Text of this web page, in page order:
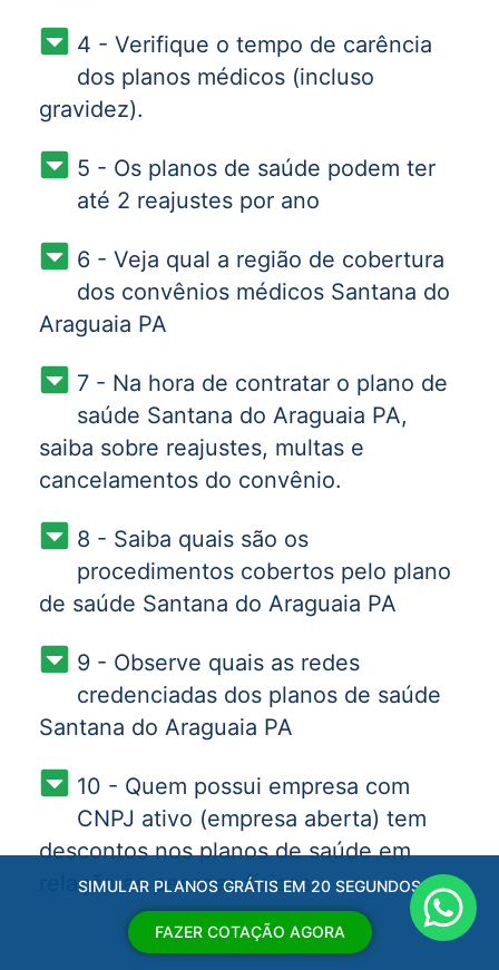
4 - Verifique o tempo de carência
dos planos médicos (incluso
gravidez).
5 - Os planos de saúde podem ter
até 2 reajustes por ano
6 - Veja qual a região de cobertura
dos convênios médicos Santana do
Araguaia PA
7 - Na hora de contratar o plano de
saúde Santana do Araguaia PA,
saiba sobre reajustes, multas e
cancelamentos do convênio.
8 - Saiba quais são os
procedimentos cobertos pelo plano
de saúde Santana do Araguaia PA
9 - Observe quais as redes
credenciadas dos planos de saúde
Santana do Araguaia PA
10 - Quem possui empresa com
CNPJ ativo (empresa aberta) tem
descontos nos planos de saúde em
relação as pessoas físicas.
SIMULAR PLANOS GRÁTIS EM 20 SEGUNDOS
FAZER COTAÇÃO AGORA